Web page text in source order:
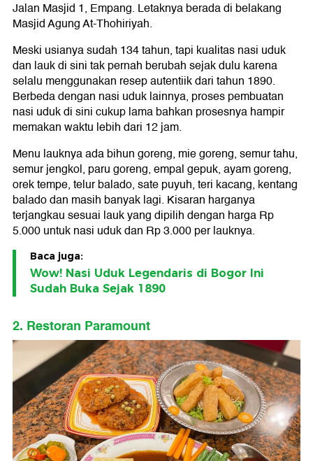
Jalan Masjid 1, Empang. Letaknya berada di belakang
Masjid Agung At-Thohiriyah.
Meski usianya sudah 134 tahun, tapi kualitas nasi uduk
dan lauk di sini tak pernah berubah sejak dulu karena
selalu menggunakan resep autentiik dari tahun 1890.
Berbeda dengan nasi uduk lainnya, proses pembuatan
nasi uduk di sini cukup lama bahkan prosesnya hampir
memakan waktu lebih dari 12 jam.
Menu lauknya ada bihun goreng, mie goreng, semur tahu,
semur jengkol, paru goreng, empal gepuk, ayam goreng,
orek tempe, telur balado, sate puyuh, teri kacang, kentang
balado dan masih banyak lagi. Kisaran harganya
terjangkau sesuai lauk yang dipilih dengan harga Rp
5.000 untuk nasi uduk dan Rp 3.000 per lauknya.
Baca juga:
Wow! Nasi Uduk Legendaris di Bogor Ini
Sudah Buka Sejak 1890
2. Restoran Paramount